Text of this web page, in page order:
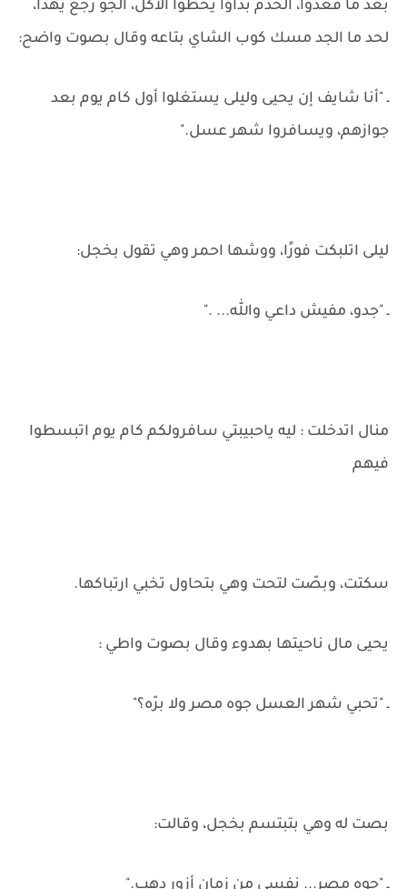
بعد ما قعدوا، الخدم بدأوا يحطوا الأكل، الجو رجع يهدأ،
لحد ما الجد مسك كوب الشاي بتاعه وقال بصوت واضح:
ـ "أنا شايف إن يحيى وليلى يستغلوا أول كام يوم بعد
جوازهم، ويسافروا شهر عسل."
ليلى اتلبكت فورًا، ووشها احمر وهي تقول بخجل:
ـ "جدو، مفيش داعي والله... ."
منال اتدخلت : ليه ياحبيبتي سافرولكم كام يوم اتبسطوا
فيهم
سكتت، وبصّت لتحت وهي بتحاول تخبي ارتباكها.
يحيى مال ناحيتها بهدوء وقال بصوت واطي :
ـ "تحبي شهر العسل جوه مصر ولا برّه؟"
بصت له وهي بتبتسم بخجل، وقالت:
ـ "جوه مصر... نفسي من زمان أزور دهب."